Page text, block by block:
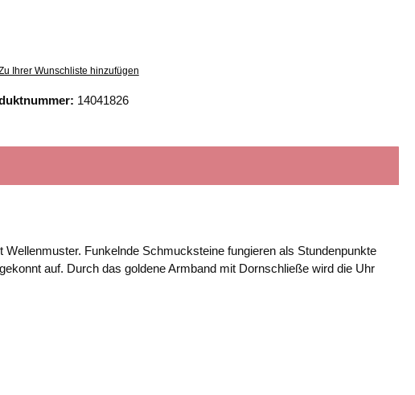
Ihrer Wunschliste hinzufügen
14041826
Funkelnde Schmucksteine fungieren als Stundenpunkte
auf. Durch das goldene Armband mit Dornschließe wird die Uhr